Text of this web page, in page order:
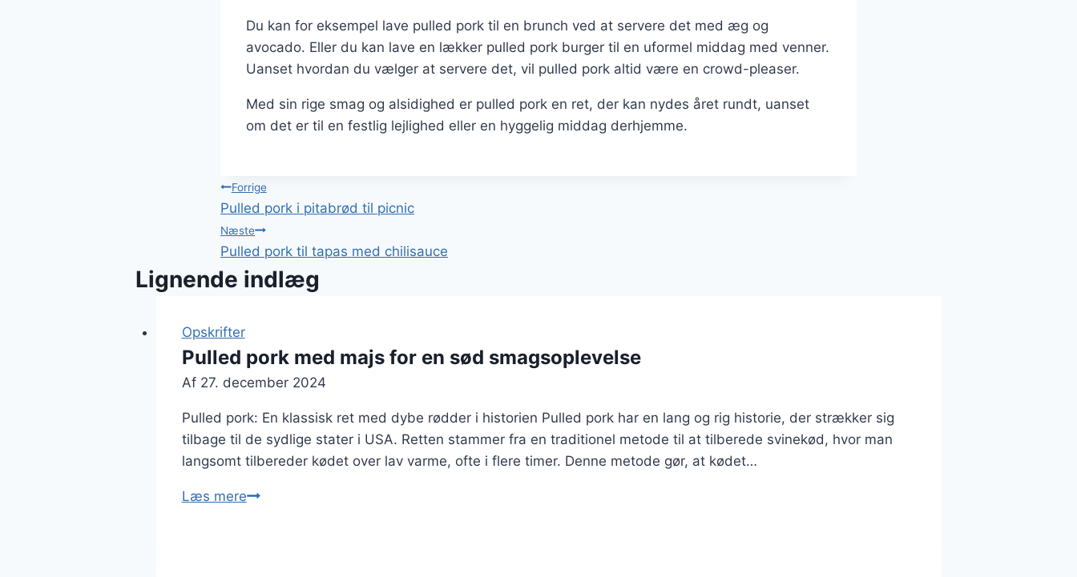
Du kan for eksempel lave pulled pork til en brunch ved at servere det med æg og
avocado. Eller du kan lave en lækker pulled pork burger til en uformel middag med venner.
Uanset hvordan du vælger at servere det, vil pulled pork altid være en crowd-pleaser.
Med sin rige smag og alsidighed er pulled pork en ret, der kan nydes året rundt, uanset
om det er til en festlig lejlighed eller en hyggelig middag derhjemme.
Indlægsnavigation
Forrige
Pulled pork i pitabrød til picnic
Næste
Pulled pork til tapas med chilisauce
Lignende indlæg
Opskrifter
Pulled pork med majs for en sød smagsoplevelse
Af 27. december 2024
Pulled pork: En klassisk ret med dybe rødder i historien Pulled pork har en lang og rig historie, der strækker sig
tilbage til de sydlige stater i USA. Retten stammer fra en traditionel metode til at tilberede svinekød, hvor man
langsomt tilbereder kødet over lav varme, ofte i flere timer. Denne metode gør, at kødet…
Læs merePulled